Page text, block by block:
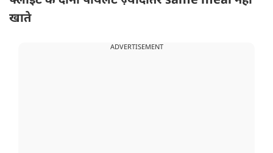
खाते
ADVERTISEMENT